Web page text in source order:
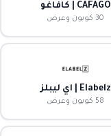
CAFAGO | كافاغو
30 كوبون وعرض
Elabelz | اي ليبلز
58 كوبون وعرض